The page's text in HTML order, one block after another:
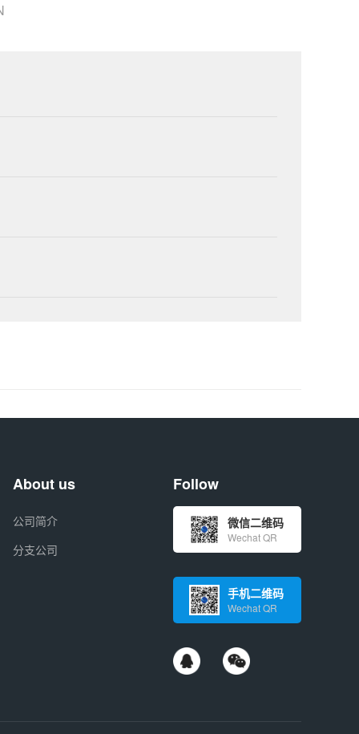
About us
公司简介
分支公司
Follow
微信二维码
Wechat QR
手机二维码
Wechat QR